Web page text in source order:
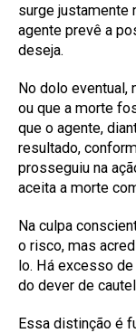
surge justamente
agente prevê a
deseja.
No dolo eventual,
ou que a morte
que o agente,
resultado,
prosseguiu na
aceita a morte
Na culpa
o risco, mas
lo. Há excesso
do dever de
Essa distinção é